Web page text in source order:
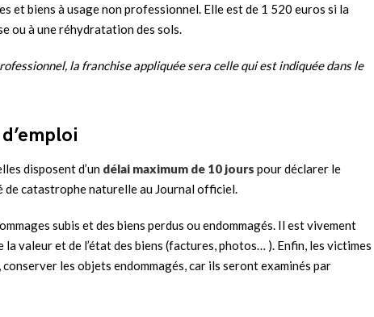
et biens à usage non professionnel. Elle est de 1 520 euros si la
ou à une réhydratation des sols.
la franchise appliquée sera celle qui est indiquée dans le
disposent d’un délai maximum de 10 jours pour déclarer le
de catastrophe naturelle au Journal officiel.
subis et des biens perdus ou endommagés. Il est vivement
la valeur et de l’état des biens (factures, photos… ). Enfin, les victimes
les objets endommagés, car ils seront examinés par